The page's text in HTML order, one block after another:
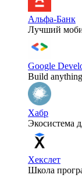
Альфа-Банк
Лучший
Google
Build
Хабр
Экосистема
Хекслет
Школа